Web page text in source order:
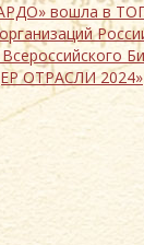
вошла в
ОТРАСЛИ 2024»